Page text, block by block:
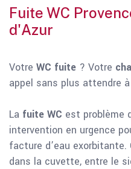
Fuite WC
d'Azur
Votre WC fuite ? Votre
appel sans plus attendre
La fuite WC est problème
intervention en urgence
facture d’eau
dans la cuvette, entre le